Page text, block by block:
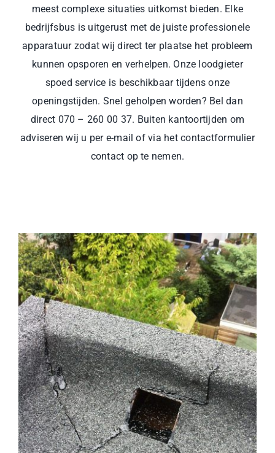
meest complexe situaties uitkomst bieden. Elke
bedrijfsbus is uitgerust met de juiste professionele
apparatuur zodat wij direct ter plaatse het probleem
kunnen opsporen en verhelpen. Onze loodgieter
spoed service is beschikbaar tijdens onze
openingstijden. Snel geholpen worden? Bel dan
direct 070 – 260 00 37. Buiten kantoortijden om
adviseren wij u per e-mail of via het contactformulier
contact op te nemen.